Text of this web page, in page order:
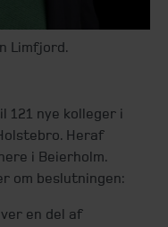
Limfjord.
121 nye kolleger i
Heraf
i Beierholm.
om beslutningen:
en del af